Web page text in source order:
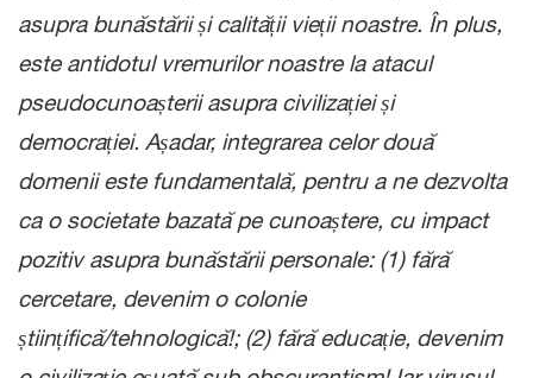
asupra bunăstării și calității vieții noastre. În plus,
este antidotul vremurilor noastre la atacul
pseudocunoașterii asupra civilizației și
democrației. Așadar, integrarea celor două
domenii este fundamentală, pentru a ne dezvolta
ca o societate bazată pe cunoaștere, cu impact
pozitiv asupra bunăstării personale: (1) fără
cercetare, devenim o colonie
științifică/tehnologică!; (2) fără educație, devenim